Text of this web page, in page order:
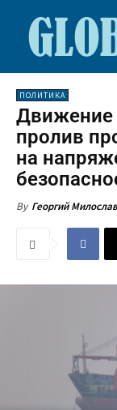
ПОЛИТИКА
Движение
пролив
на
By Георгий